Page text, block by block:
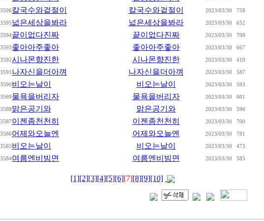
칼국수와겉절이 칼국수와겉절이 2023/03/30 758
넓은세상을봐라 넓은세상을봐라 2023/03/30 652
끝이없다진짜 끝이없다진짜 2023/03/30 708
좋아아주좋아 좋아아주좋아 2023/03/30 667
시나몬향진한 시나몬향진한 2023/03/30 410
나자신을더아껴 나자신을더아껴 2023/03/30 587
비오는날이 비오는날이 2023/03/30 593
물욕을버리자 물욕을버리자 2023/03/30 601
맑은공기와 맑은공기와 2023/03/30 596
이젠좀천천히 이젠좀천천히 2023/03/30 700
어제와오늘엔 어제와오늘엔 2023/03/30 781
비오는날이 비오는날이 2023/03/30 473
여름엔비빔면 여름엔비빔면 2023/03/30 585
[1][2][3][4][5][6][7][8][9][10]